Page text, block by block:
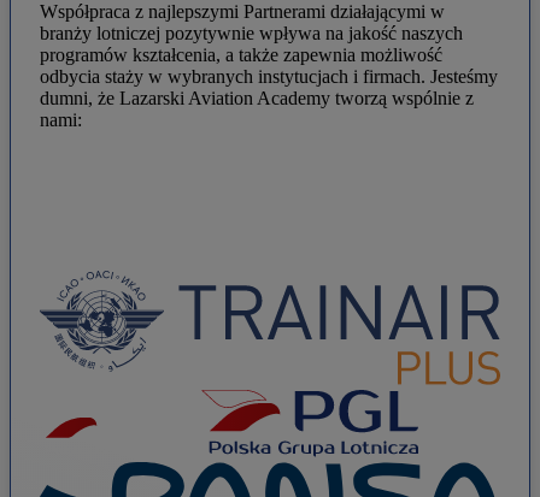
Współpraca z najlepszymi Partnerami działającymi w
branży lotniczej pozytywnie wpływa na jakość naszych
programów kształcenia, a także zapewnia możliwość
odbycia staży w wybranych instytucjach i firmach. Jesteśmy
dumni, że Lazarski Aviation Academy tworzą wspólnie z
nami: